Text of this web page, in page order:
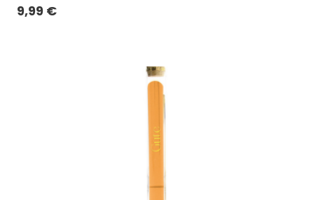
9,99 €